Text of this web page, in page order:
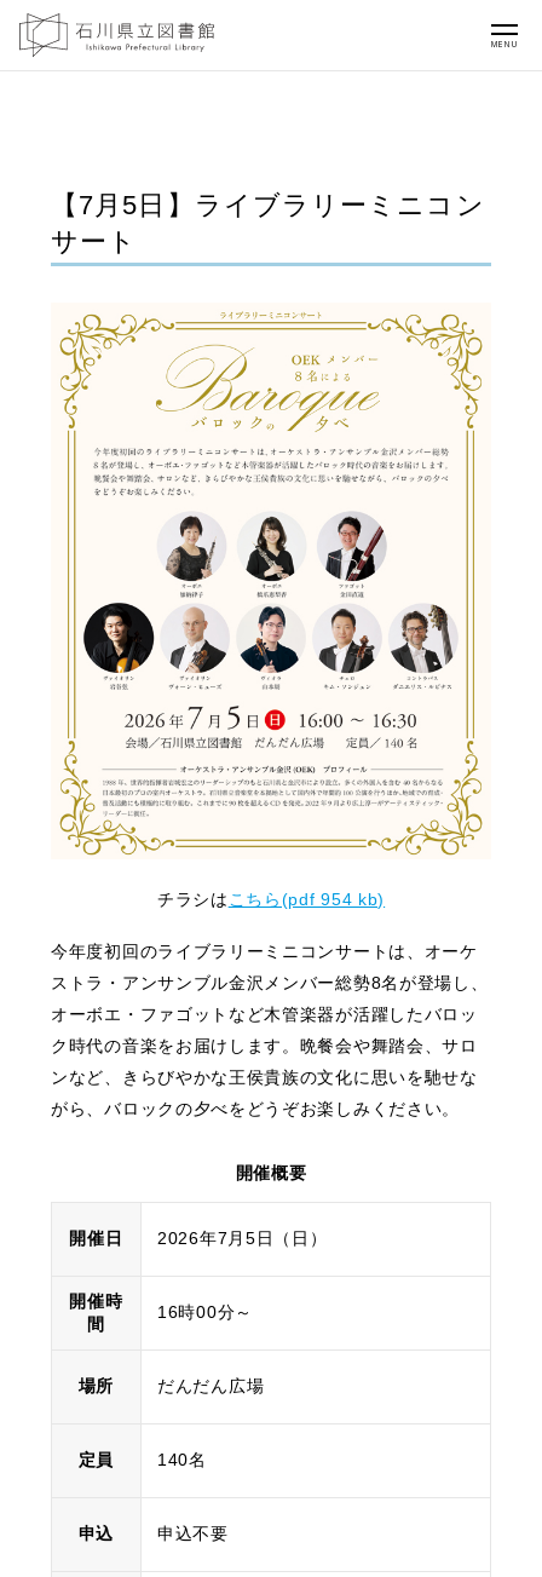
MENU
【7月5日】ライブラリーミニコン
サート
チラシはこちら(pdf 954 kb)
今年度初回のライブラリーミニコンサートは、オーケ
ストラ・アンサンブル金沢メンバー総勢8名が登場し、
オーボエ・ファゴットなど木管楽器が活躍したバロッ
ク時代の音楽をお届けします。晩餐会や舞踏会、サロ
ンなど、きらびやかな王侯貴族の文化に思いを馳せな
がら、バロックの夕べをどうぞお楽しみください。
開催概要
開催日 2026年7月5日（日）
開催時
間
16時00分～
場所 だんだん広場
定員 140名
申込 申込不要